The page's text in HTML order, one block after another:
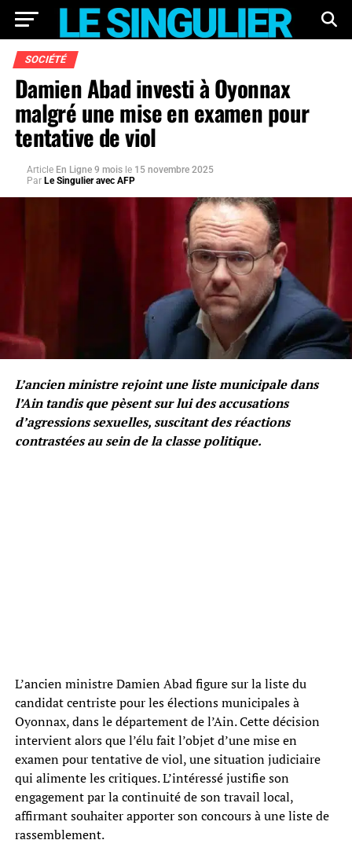
SOCIÉTÉ
Damien Abad investi à Oyonnax
malgré une mise en examen pour
tentative de viol
Article En Ligne 9 mois le 15 novembre 2025
Par Le Singulier avec AFP
L’ancien ministre rejoint une liste municipale dans
l’Ain tandis que pèsent sur lui des accusations
d’agressions sexuelles, suscitant des réactions
contrastées au sein de la classe politique.
L’ancien ministre Damien Abad figure sur la liste du
candidat centriste pour les élections municipales à
Oyonnax, dans le département de l’Ain. Cette décision
intervient alors que l’élu fait l’objet d’une mise en
examen pour tentative de viol, une situation judiciaire
qui alimente les critiques. L’intéressé justifie son
engagement par la continuité de son travail local,
affirmant souhaiter apporter son concours à une liste de
rassemblement.